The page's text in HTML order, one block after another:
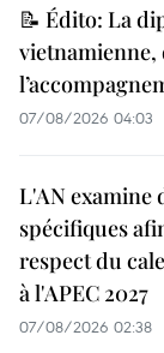
📝 Édito: La
vietnamienne,
07/08/2026 04:03
L'AN examine
spécifiques
respect du
à l'APEC 2027
07/08/2026 02:38